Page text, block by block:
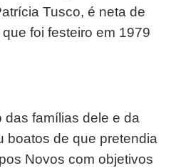
Tusco, é neta de
foi festeiro em 1979
das famílias dele e da
boatos de que pretendia
Novos com objetivos